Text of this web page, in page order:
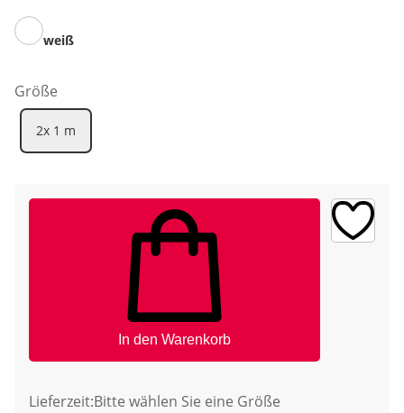
weiß
Größe
2x 1 m
In den Warenkorb
Lieferzeit:Bitte wählen Sie eine Größe